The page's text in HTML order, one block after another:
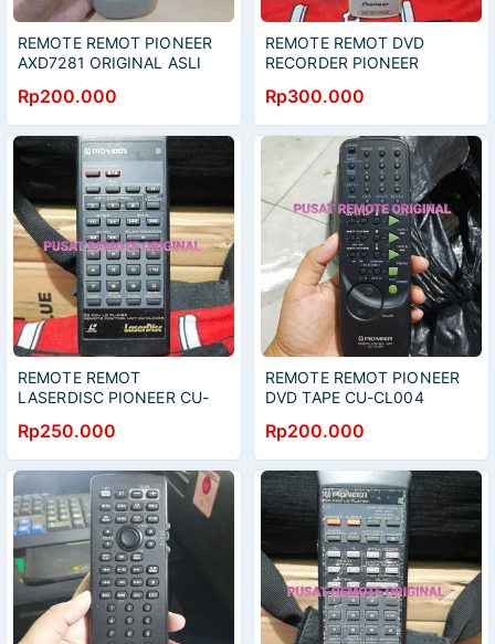
REMOTE REMOT PIONEER
AXD7281 ORIGINAL ASLI
Rp200.000
REMOTE REMOT DVD
RECORDER PIONEER
Rp300.000
REMOTE REMOT
LASERDISC PIONEER CU-
Rp250.000
REMOTE REMOT PIONEER
DVD TAPE CU-CL004
Rp200.000